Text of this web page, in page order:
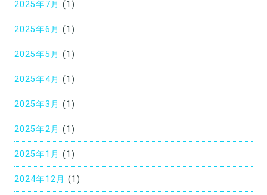
2025年7月 (1)
2025年6月 (1)
2025年5月 (1)
2025年4月 (1)
2025年3月 (1)
2025年2月 (1)
2025年1月 (1)
2024年12月 (1)